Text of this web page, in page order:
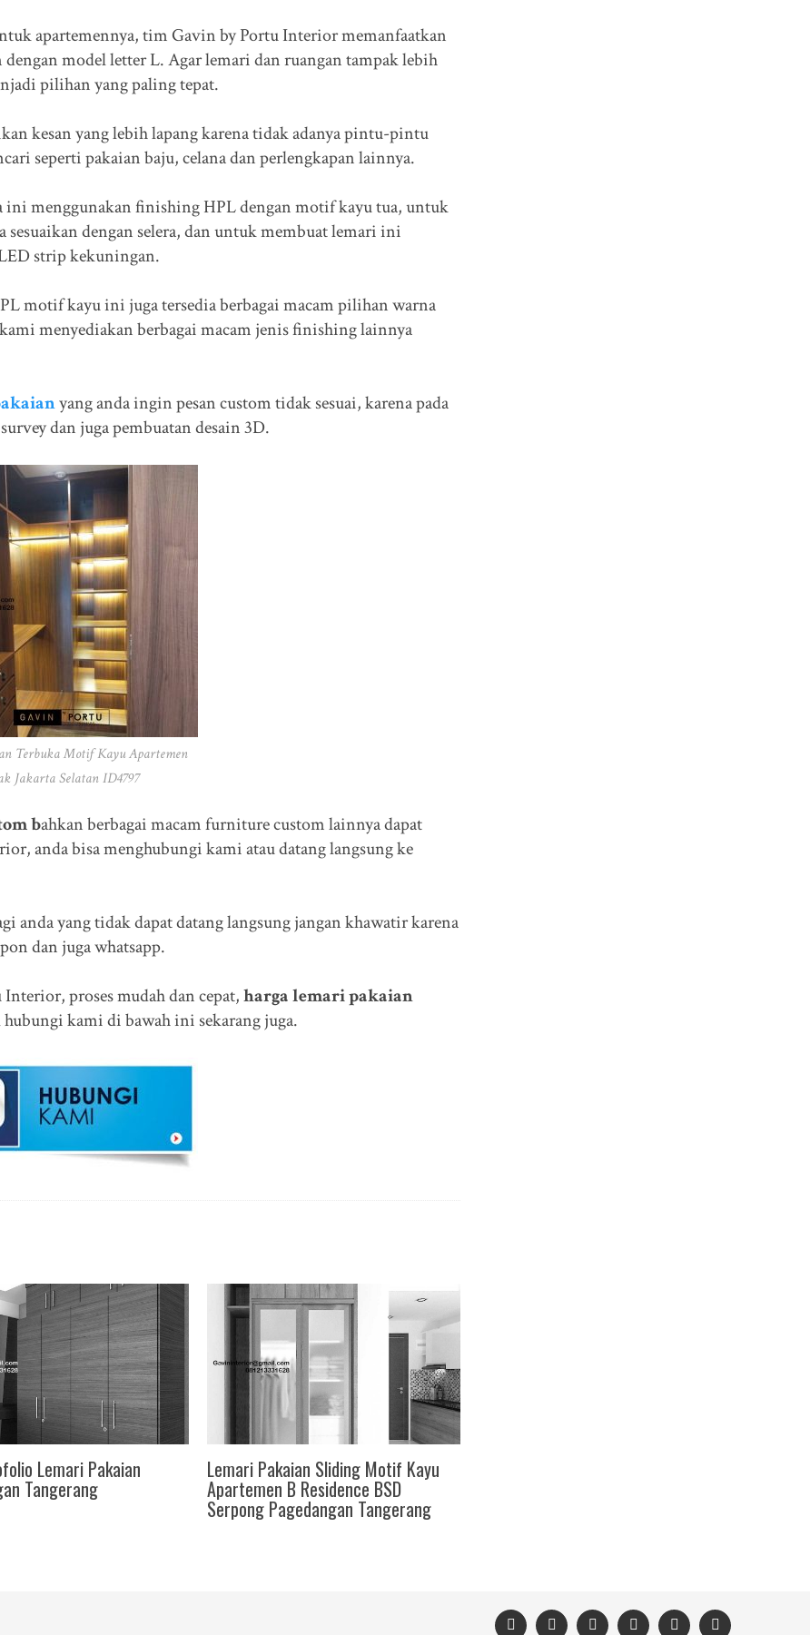
apartemennya, tim Gavin by Portu Interior memanfaatkan
model letter L. Agar lemari dan ruangan tampak lebih
pilihan yang paling tepat.
kesan yang lebih lapang karena tidak adanya pintu-pintu
seperti pakaian baju, celana dan perlengkapan lainnya.
menggunakan finishing HPL dengan motif kayu tua, untuk
dengan selera, dan untuk membuat lemari ini
strip kekuningan.
motif kayu ini juga tersedia berbagai macam pilihan warna
menyediakan berbagai macam jenis finishing lainnya
yang anda ingin pesan custom tidak sesuai, karena pada
dan juga pembuatan desain 3D.
Terbuka Motif Kayu Apartemen
Jakarta Selatan ID4797
bahkan berbagai macam furniture custom lainnya dapat
anda bisa menghubungi kami atau datang langsung ke
anda yang tidak dapat datang langsung jangan khawatir karena
dan juga whatsapp.
proses mudah dan cepat,harga lemari pakaian
kami di bawah ini sekarang juga.
Lemari Pakaian
Tangerang
Lemari Pakaian Sliding Motif Kayu
Apartemen B Residence BSD
Serpong Pagedangan Tangerang